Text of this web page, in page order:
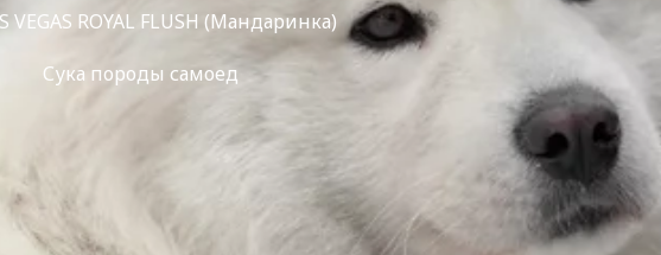
VEGAS ROYAL FLUSH (Мандаринка)
Сука породы самоед